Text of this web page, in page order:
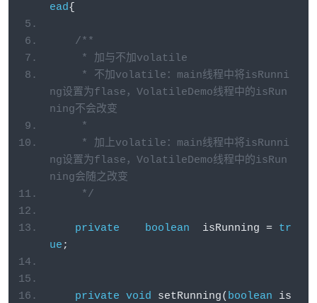
ead{
/**
     * 加与不加volatile
ng设置为flase，VolatileDemo线程中的isRun
ning不会改变
     *
ng设置为flase，VolatileDemo线程中的isRun
ning会随之改变
     */
private boolean
  isRunning
=
tr
ue ;
private void setRunning( boolean is